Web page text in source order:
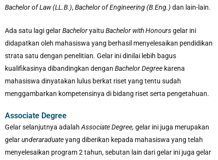
Bachelor of Law (LL.B.),Bachelor of Engineering (B.Eng.) dan lain-lain.
Ada satu lagi gelarBacheloryaitu Bachelor with Honoursgelar ini
didapatkan oleh mahasiswa yang berhasil menyelesaikan pendidikan
strata satu dengan penelitian. Gelar ini dinilai lebih bagus
kualifikasinya dibandingkan dengan Bachelor Degree karena
mahasiswa dinyatakan lulus berkat riset yang tentu sudah
menggambarkan kompetensinya di bidang riset serta pengetahuan.
Associate Degree
Gelar selanjutnya adalah Associate Degree, gelar ini juga merupakan
gelarunderaraduateyang diberikan kepada mahasiswa yang telah
menyelesaikan program 2 tahun, sebutan lain dari gelar ini juga gelar